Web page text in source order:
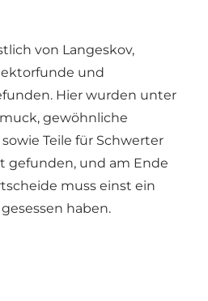
von Langeskov,
und
Hier wurden unter
gewöhnliche
Teile für Schwerter
gefunden, und am Ende
muss einst ein
haben.